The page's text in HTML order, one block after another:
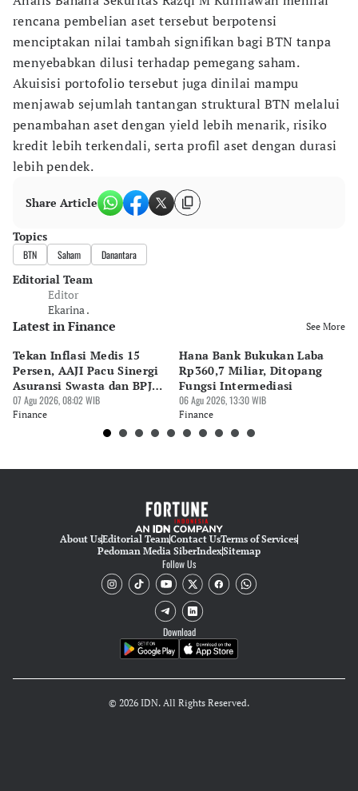
rencana pembelian aset tersebut berpotensi
menciptakan nilai tambah signifikan bagi BTN tanpa
menyebabkan dilusi terhadap pemegang saham.
Akuisisi portofolio tersebut juga dinilai mampu
menjawab sejumlah tantangan struktural BTN melalui
penambahan aset dengan yield lebih menarik, risiko
kredit lebih terkendali, serta profil aset dengan durasi
lebih pendek.
Share Article
Topics
BTN Saham Danantara
Editorial Team
Editor
Ekarina .
Latest in Finance See More
Tekan Inflasi Medis 15
Persen, AAJI Pacu Sinergi
Asuransi Swasta dan BPJS
Kesehatan
07 Agu 2026, 08:02 WIB
Finance
Hana Bank Bukukan Laba
Rp360,7 Miliar, Ditopang
Fungsi Intermediasi
06 Agu 2026, 13:30 WIB
Finance
About UsEditorial TeamContact UsTerms of Services
Pedoman Media SiberIndexSitemap
Follow Us
Download
© 2026 IDN. All Rights Reserved.